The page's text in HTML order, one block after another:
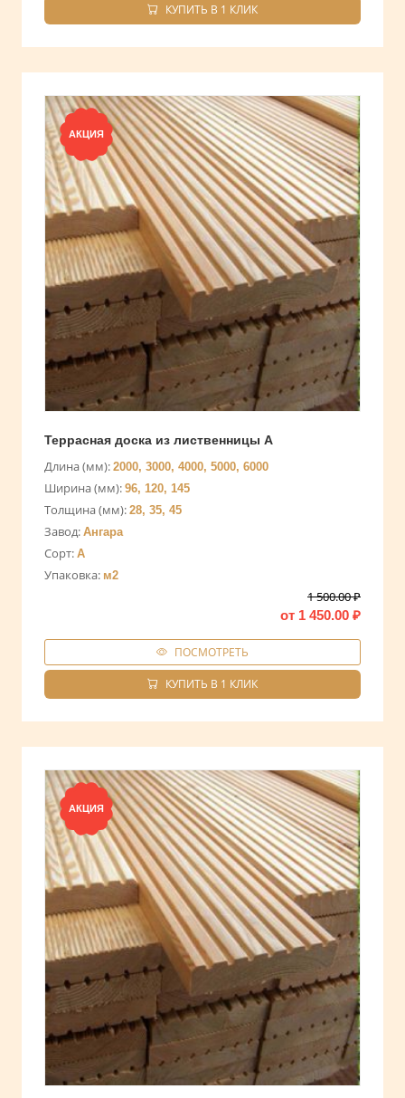
КУПИТЬ В 1 КЛИК
АКЦИЯ
Террасная доска из лиственницы А
Длина (мм): 2000, 3000, 4000, 5000, 6000
Ширина (мм): 96, 120, 145
Толщина (мм): 28, 35, 45
Завод: Ангара
Сорт: А
Упаковка: м2
1 500.00₽
от 1 450.00 ₽
ПОСМОТРЕТЬ
КУПИТЬ В 1 КЛИК
АКЦИЯ